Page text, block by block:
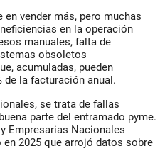
vender más, pero muchas
en la operación
manuales, falta de
obsoletos
acumuladas, pueden
de la facturación anual.
se trata de fallas
parte del entramado pyme.
Empresarias Nacionales
2025 que arrojó datos sobre